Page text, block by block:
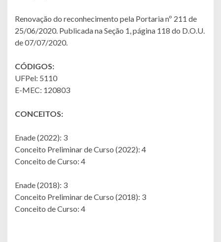
Renovação do reconhecimento pela Portaria nº 211 de
25/06/2020. Publicada na Seção 1, página 118 do D.O.U.
de 07/07/2020.
CÓDIGOS:
UFPel: 5110
E-MEC: 120803
CONCEITOS:
Enade (2022): 3
Conceito Preliminar de Curso (2022): 4
Conceito de Curso: 4
Enade (2018): 3
Conceito Preliminar de Curso (2018): 3
Conceito de Curso: 4